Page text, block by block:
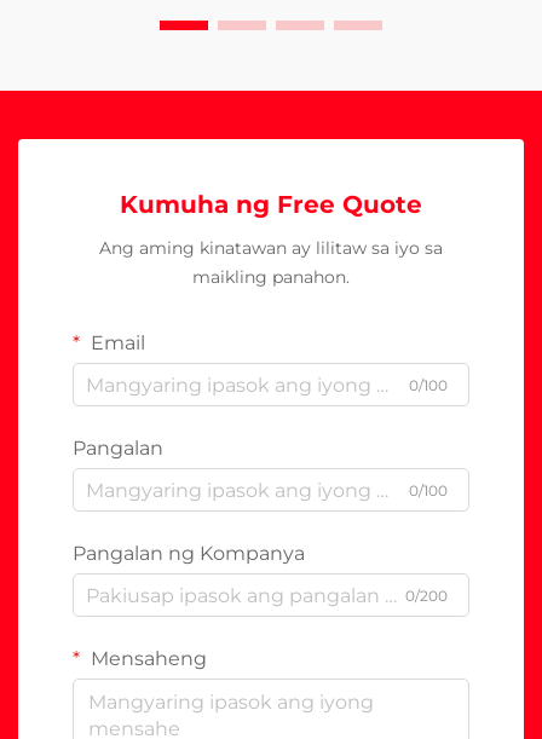
Kumuha ng Free Quote
Ang aming kinatawan ay lilitaw sa iyo sa
maikling panahon.
Email
0/100
Pangalan
0/100
Pangalan ng Kompanya
0/200
Mensaheng